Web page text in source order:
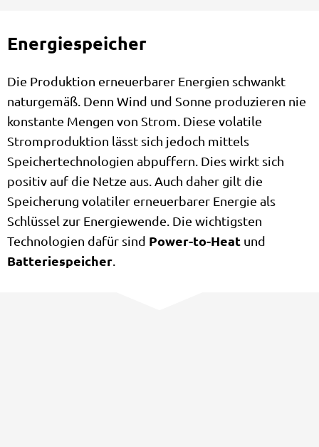
Energiespeicher
Die Produktion erneuerbarer Energien schwankt
naturgemäß. Denn Wind und Sonne produzieren nie
konstante Mengen von Strom. Diese volatile
Stromproduktion lässt sich jedoch mittels
Speichertechnologien abpuffern. Dies wirkt sich
positiv auf die Netze aus. Auch daher gilt die
Speicherung volatiler erneuerbarer Energie als
Schlüssel zur Energiewende. Die wichtigsten
Technologien dafür sind Power-to-Heat und
Batteriespeicher.